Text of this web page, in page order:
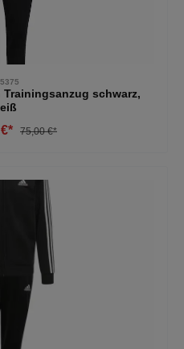
schwarz,
75,00 €*